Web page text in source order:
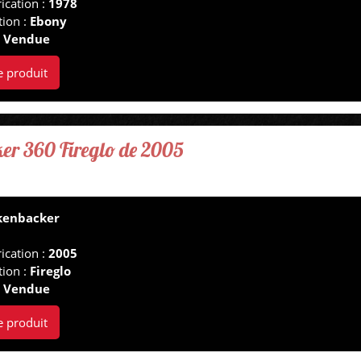
: Ebony
Vendue
produit
360 Fireglo de 2005
:2005
: Fireglo
Vendue
produit